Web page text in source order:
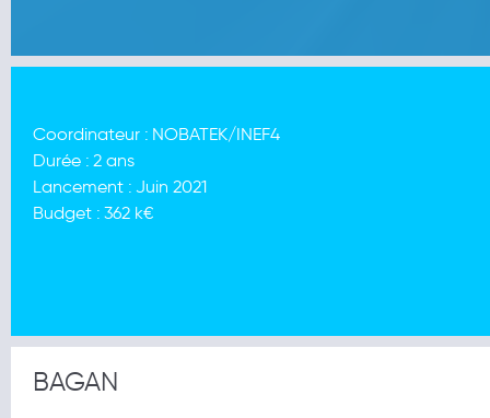
Coordinateur : NOBATEK/INEF4
Durée : 2 ans
Lancement : Juin 2021
Budget : 362 k€
BAGAN